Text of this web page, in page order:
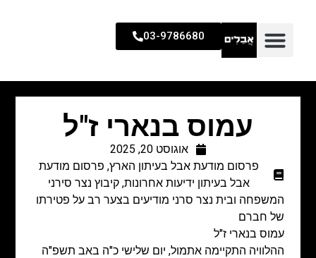
03-9786680
עמוס בנארי ז"ל
אוגוסט 20, 2025
פרסום מודעת אבל בעיתון הארץ, פרסום מודעת
אבל בעיתון ידיעות אחרונות, קיבוץ נצר סירני
המשפחה ובית נצר סרני מודיעים בצער רב על פטירתו
של חברם
עמוס בנארי ז"ל
ההלוויה התקיימה אתמול, יום שלישי כ"ה באב תשפ"ה